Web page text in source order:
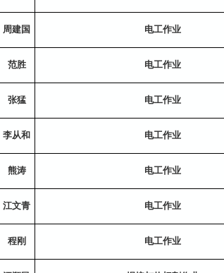
周建国 电工作业
范胜 电工作业
张猛 电工作业
李从和 电工作业
熊涛 电工作业
江文青 电工作业
程刚 电工作业